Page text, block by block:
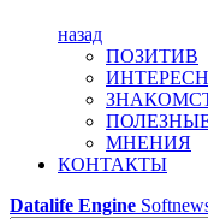
назад
ПОЗИТИВ
МНЕНИЯ
КОНТАКТЫ
Datalife Engine